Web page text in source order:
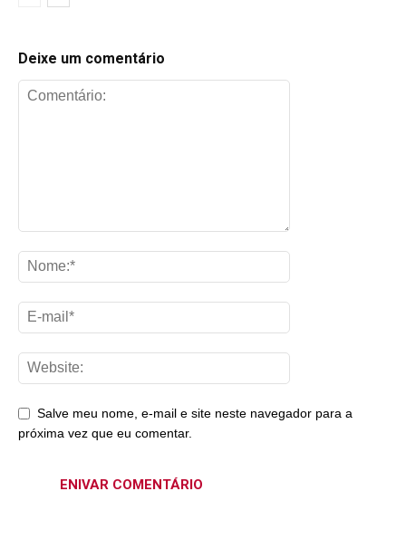
Deixe um comentário
Salve meu nome, e-mail e site neste navegador para a
próxima vez que eu comentar.